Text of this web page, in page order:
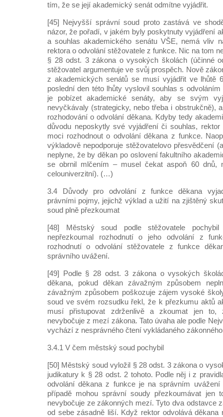
tím, že se její akademický senát odmítne vyjádřit.
[45] Nejvyšší správní soud proto zastává ve
názor, že pořadí, v jakém byly poskytnuty vyjádření
a souhlas akademického senátu VŠE, nemá vliv
rektora o odvolání stěžovatele z funkce. Nic na tom
§ 28 odst. 3 zákona o vysokých školách (účinné
stěžovatel argumentuje ve svůj prospěch. Nově
z akademických senátů se musí vyjádřit ve lhůtě
poslední den této lhůty vyslovil souhlas s
je pobízet akademické senáty, aby se svým
nevyčkávaly (strategicky, nebo třeba i obstrukčně),
rozhodování o odvolání děkana. Kdyby tedy
důvodu neposkytly své vyjádření či souhlas,
moci rozhodnout o odvolání děkana z funkce.
výkladově nepodporuje stěžovatelovo přesvědčení
neplyne, že by děkan po oslovení fakultního
se obrnil mlčením – musel čekat aspoň 60 dnů,
celouniverzitní). (…)
3.4 Důvody pro odvolání z funkce děkana
právními pojmy, jejichž výklad a užití na zjištěný
soud plně přezkoumat
[48] Městský soud podle stěžovatele
nepřezkoumal rozhodnutí o jeho odvolání z
rozhodnutí o odvolání stěžovatele z funkce
správního uvážení.
[49] Podle § 28 odst. 3 zákona o vysokých
děkana, pokud děkan závažným způsobem
závažným způsobem poškozuje zájem vysoké
soud ve svém rozsudku řekl, že k přezkumu aktů
musí přistupovat zdrženlivě a zkoumat jen to,
nevybočuje z mezí zákona. Tato úvaha ale podle
vychází z nesprávného čtení vykládaného
3.4.1 V čem městský soud pochybil
[50] Městský soud vyložil § 28 odst. 3 zákona o
judikatury k § 28 odst. 2 tohoto. Podle něj i z
odvolání děkana z funkce je na správním
případě mohou správní soudy přezkoumávat jen
nevybočuje ze zákonných mezí. Tyto dva odstavce
od sebe zásadně liší. Když rektor odvolává děkana